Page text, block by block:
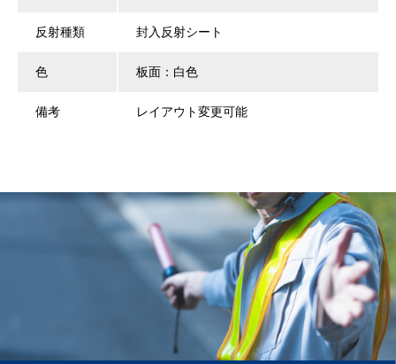
反射種類 封入反射シート
色 板面：白色
備考 レイアウト変更可能